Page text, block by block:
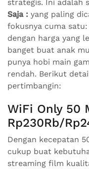
strategis. Ini adalah
Saja : yang paling
fokusnya cuma
dengan harga yang
banget buat anak
punya hobi main
rendah. Berikut
pertimbangin:
WiFi Only 50
Rp230Rb/
Dengan kecepatan
cukup buat
streaming film